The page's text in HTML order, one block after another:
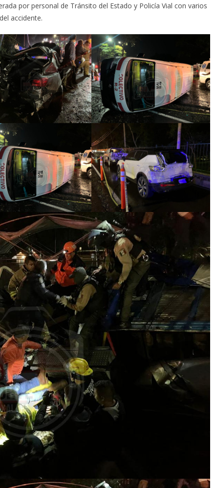
por personal de Tránsito del Estado y Policía Vial con varios
accidente.